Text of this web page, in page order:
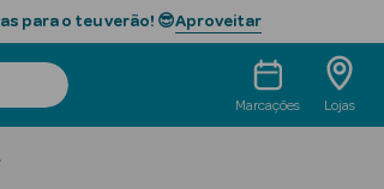
para o teu verão! 😎Aproveitar
Marcações Lojas